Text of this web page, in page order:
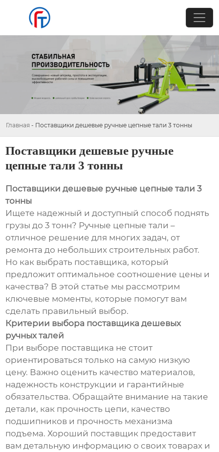
Главная - Поставщики дешевые ручные цепные тали 3 тонны
Поставщики дешевые ручные
цепные тали 3 тонны
Поставщики дешевые ручные цепные тали 3
тонны
Ищете надежный и доступный способ поднять
грузы до 3 тонн? Ручные цепные тали –
отличное решение для многих задач, от
ремонта до небольших строительных работ.
Но как выбрать поставщика, который
предложит оптимальное соотношение цены и
качества? В этой статье мы рассмотрим
ключевые моменты, которые помогут вам
сделать правильный выбор.
Критерии выбора поставщика дешевых
ручных талей
При выборе поставщика не стоит
ориентироваться только на самую низкую
цену. Важно оценить качество материалов,
надежность конструкции и гарантийные
обязательства. Обращайте внимание на такие
детали, как прочность цепи, качество
подшипников и прочность механизма
подъема. Хороший поставщик предоставит
вам детальную информацию о своих товарах и